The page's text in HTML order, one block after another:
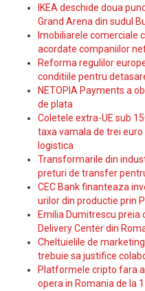
IKEA deschide doua
Grand Arena din sudul
Imobiliarele comerciale
acordate companiilor
Reforma regulilor
conditiile pentru
NETOPIA Payments a
de plata
Coletele extra-UE sub
taxa vamala de trei
logistica
Transformarile din
preturi de transfer
CEC Bank finanteaza
urilor din productie prin
Emilia Dumitrescu preia
Delivery Center din
Cheltuielile de
trebuie sa justifice
Platformele cripto fara
opera in Romania de la